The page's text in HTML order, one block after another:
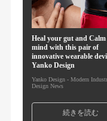
Heal your gut and
mind with this pair of
innovative wearable
Yanko Design
Yanko Design - Modern
Design News
続きを読む